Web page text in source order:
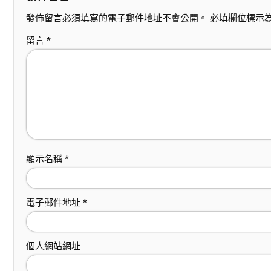
發佈留言必須填寫的電子郵件地址不會公開。 必填欄位標示
留言 *
顯示名稱 *
電子郵件地址 *
個人網站網址